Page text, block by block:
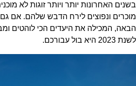
בשנים האחרונות יותר ויותר זוגות לא
מוכרים ונפוצים לירח הדבש שלהם. אם
הבאה, המכילה את היעדים הכי לוהטים
לשנת 2023 היא בול עבורכם.